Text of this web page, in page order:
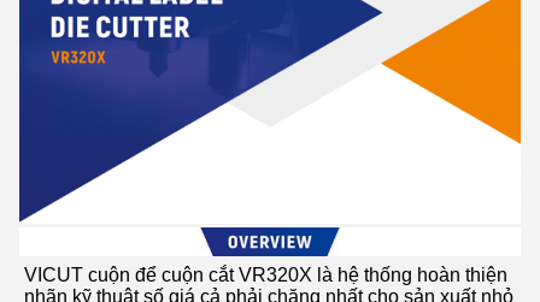
VICUT cuộn để cuộn cắt VR320X là hệ thống hoàn thiện
nhãn kỹ thuật số giá cả phải chăng nhất cho sản xuất nhỏ